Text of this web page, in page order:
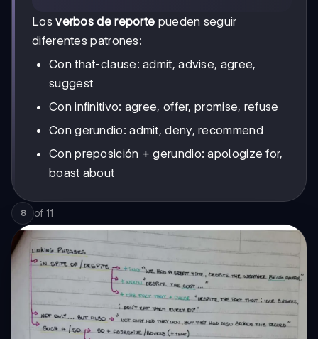
Losverbos de reporte pueden seguir
diferentes patrones:
Con that-clause: admit, advise, agree,
suggest
Con infinitivo: agree, offer, promise, refuse
Con gerundio: admit, deny, recommend
Con preposición + gerundio: apologize for,
boast about
8 of 11